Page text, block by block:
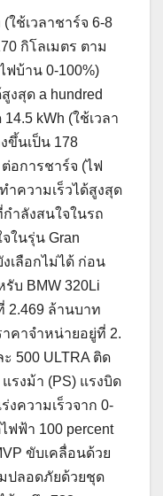
ใช้เวลาชาร์จ 6-8
กิโลเมตร ตาม
ฟบ้าน 0-100%)
งสุด a hundred
kWh (ใช้เวลา
ขึ้นเป็น 178
อการชาร์จ (ไฟ
ำความเร็วได้สูงสุด
ำลังสนใจในรถ
ในรุ่น Gran
เลือกไม่ได้ ก่อน
บ BMW 320Li
2.469 ล้านบาท
าคาจำหน่ายอยู่ที่ 2.
500 ULTRA ติด
รงม้า (PS) แรงบิด
งความเร็วจาก 0-
ฟฟ้า 100 percent
ขับเคลื่อนด้วย
ปลอดภัยด้วยชุด